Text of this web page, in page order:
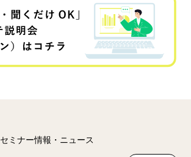
セミナー情報・ニュース